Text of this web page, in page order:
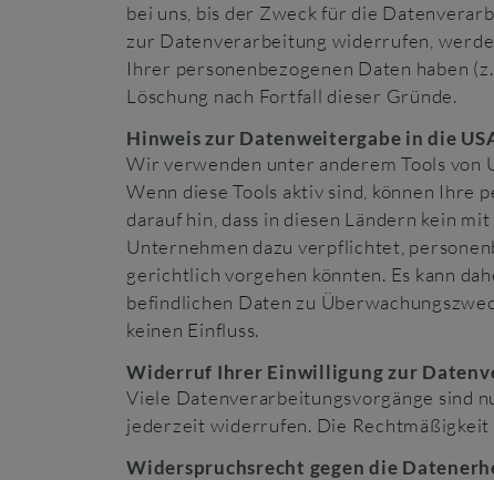
bei uns, bis der Zweck für die
zur Datenverarbeitung widerrufen,
Ihrer personenbezogenen Daten haben
Löschung nach Fortfall dieser Gründe.
Hinweis zur Datenweitergabe in die
Wir verwenden unter anderem Tools
Wenn diese Tools aktiv sind, können
darauf hin, dass in diesen Ländern kein
Unternehmen dazu verpflichtet,
gerichtlich vorgehen könnten. Es kann
befindlichen Daten zu
keinen Einfluss.
Widerruf Ihrer Einwilligung zur
Viele Datenverarbeitungsvorgänge sind
jederzeit widerrufen. Die
Widerspruchsrecht gegen die